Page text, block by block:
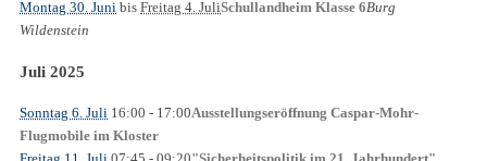
Montag 30. Juni bis Freitag 4. JuliSchullandheim Klasse 6Burg
Wildenstein
Juli 2025
Sonntag 6. Juli 16:00 - 17:00Ausstellungseröffnung Caspar-Mohr-
Flugmobile im Kloster